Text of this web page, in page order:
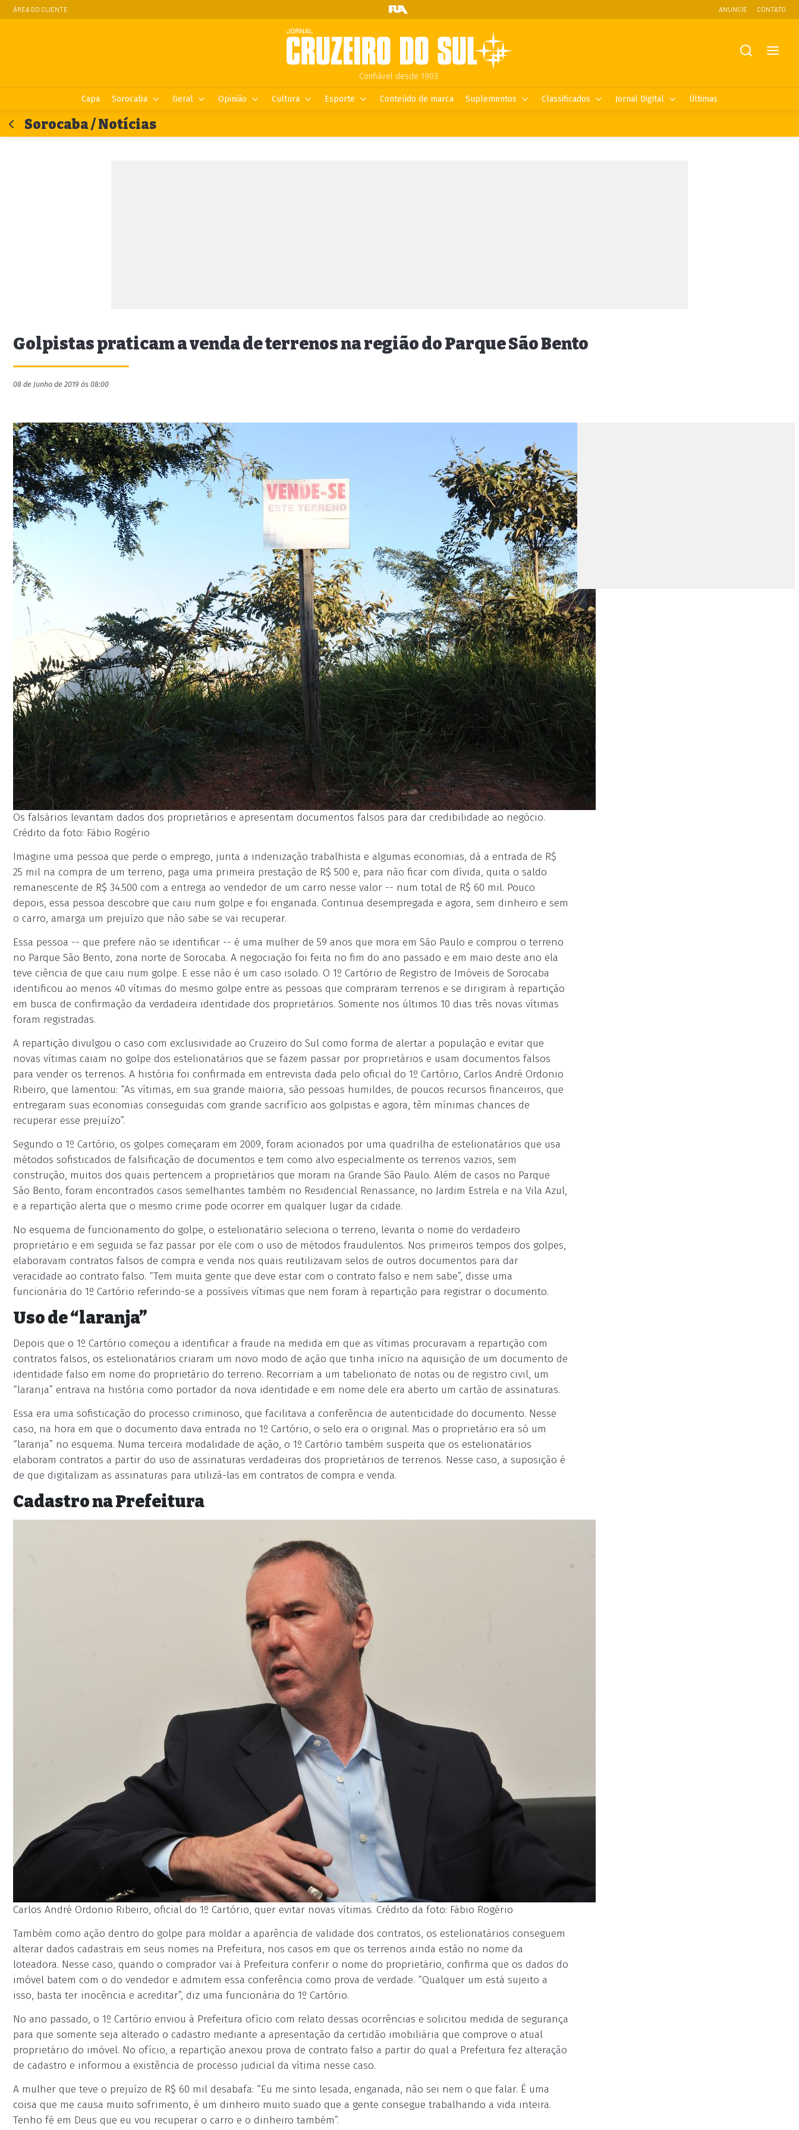
ÁREA DO CLIENTE ANUNCIE CONTATO
Confiável desde 1903.
Capa Sorocaba Geral Opinião Cultura Esporte Conteúdo de marca Suplementos Classificados Jornal Digital Últimas
Sorocaba / Notícias
Golpistas praticam a venda de terrenos na região do Parque São Bento
08 de Junho de 2019 às 08:00
Os falsários levantam dados dos proprietários e apresentam documentos falsos para dar credibilidade ao negócio.
Crédito da foto: Fábio Rogério
Imagine uma pessoa que perde o emprego, junta a indenização trabalhista e algumas economias, dá a entrada de R$
25 mil na compra de um terreno, paga uma primeira prestação de R$ 500 e, para não ficar com dívida, quita o saldo
remanescente de R$ 34.500 com a entrega ao vendedor de um carro nesse valor -- num total de R$ 60 mil. Pouco
depois, essa pessoa descobre que caiu num golpe e foi enganada. Continua desempregada e agora, sem dinheiro e sem
o carro, amarga um prejuízo que não sabe se vai recuperar.
Essa pessoa -- que prefere não se identificar -- é uma mulher de 59 anos que mora em São Paulo e comprou o terreno
no Parque São Bento, zona norte de Sorocaba. A negociação foi feita no fim do ano passado e em maio deste ano ela
teve ciência de que caiu num golpe. E esse não é um caso isolado. O 1º Cartório de Registro de Imóveis de Sorocaba
identificou ao menos 40 vítimas do mesmo golpe entre as pessoas que compraram terrenos e se dirigiram à repartição
em busca de confirmação da verdadeira identidade dos proprietários. Somente nos últimos 10 dias três novas vítimas
foram registradas.
A repartição divulgou o caso com exclusividade ao Cruzeiro do Sul como forma de alertar a população e evitar que
novas vítimas caiam no golpe dos estelionatários que se fazem passar por proprietários e usam documentos falsos
para vender os terrenos. A história foi confirmada em entrevista dada pelo oficial do 1º Cartório, Carlos André Ordonio
Ribeiro, que lamentou: “As vítimas, em sua grande maioria, são pessoas humildes, de poucos recursos financeiros, que
entregaram suas economias conseguidas com grande sacrifício aos golpistas e agora, têm mínimas chances de
recuperar esse prejuízo”.
Segundo o 1º Cartório, os golpes começaram em 2009, foram acionados por uma quadrilha de estelionatários que usa
métodos sofisticados de falsificação de documentos e tem como alvo especialmente os terrenos vazios, sem
construção, muitos dos quais pertencem a proprietários que moram na Grande São Paulo. Além de casos no Parque
São Bento, foram encontrados casos semelhantes também no Residencial Renassance, no Jardim Estrela e na Vila Azul,
e a repartição alerta que o mesmo crime pode ocorrer em qualquer lugar da cidade.
No esquema de funcionamento do golpe, o estelionatário seleciona o terreno, levanta o nome do verdadeiro
proprietário e em seguida se faz passar por ele com o uso de métodos fraudulentos. Nos primeiros tempos dos golpes,
elaboravam contratos falsos de compra e venda nos quais reutilizavam selos de outros documentos para dar
veracidade ao contrato falso. “Tem muita gente que deve estar com o contrato falso e nem sabe”, disse uma
funcionária do 1º Cartório referindo-se a possíveis vítimas que nem foram à repartição para registrar o documento.
Uso de “laranja”
Depois que o 1º Cartório começou a identificar a fraude na medida em que as vítimas procuravam a repartição com
contratos falsos, os estelionatários criaram um novo modo de ação que tinha início na aquisição de um documento de
identidade falso em nome do proprietário do terreno. Recorriam a um tabelionato de notas ou de registro civil, um
“laranja” entrava na história como portador da nova identidade e em nome dele era aberto um cartão de assinaturas.
Essa era uma sofisticação do processo criminoso, que facilitava a conferência de autenticidade do documento. Nesse
caso, na hora em que o documento dava entrada no 1º Cartório, o selo era o original. Mas o proprietário era só um
“laranja” no esquema. Numa terceira modalidade de ação, o 1º Cartório também suspeita que os estelionatários
elaboram contratos a partir do uso de assinaturas verdadeiras dos proprietários de terrenos. Nesse caso, a suposição é
de que digitalizam as assinaturas para utilizá-las em contratos de compra e venda.
Cadastro na Prefeitura
Carlos André Ordonio Ribeiro, oficial do 1º Cartório, quer evitar novas vítimas. Crédito da foto: Fábio Rogério
Também como ação dentro do golpe para moldar a aparência de validade dos contratos, os estelionatários conseguem
alterar dados cadastrais em seus nomes na Prefeitura, nos casos em que os terrenos ainda estão no nome da
loteadora. Nesse caso, quando o comprador vai à Prefeitura conferir o nome do proprietário, confirma que os dados do
imóvel batem com o do vendedor e admitem essa conferência como prova de verdade. “Qualquer um está sujeito a
isso, basta ter inocência e acreditar”, diz uma funcionária do 1º Cartório.
No ano passado, o 1º Cartório enviou à Prefeitura ofício com relato dessas ocorrências e solicitou medida de segurança
para que somente seja alterado o cadastro mediante a apresentação da certidão imobiliária que comprove o atual
proprietário do imóvel. No ofício, a repartição anexou prova de contrato falso a partir do qual a Prefeitura fez alteração
de cadastro e informou a existência de processo judicial da vítima nesse caso.
A mulher que teve o prejuízo de R$ 60 mil desabafa: “Eu me sinto lesada, enganada, não sei nem o que falar. É uma
coisa que me causa muito sofrimento, é um dinheiro muito suado que a gente consegue trabalhando a vida inteira.
Tenho fé em Deus que eu vou recuperar o carro e o dinheiro também”.